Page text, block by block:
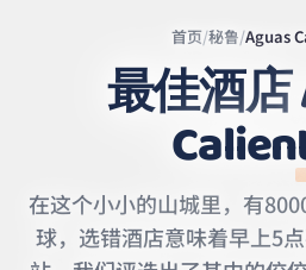
Leaflet |©
OpenStreetMap
contributors | ©
首页/秘鲁/Aguas
最佳酒店
在这个小小的山城里，有
球，选错酒店意味着早上5